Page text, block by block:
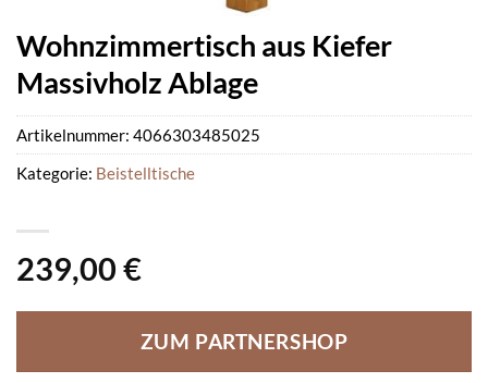
Wohnzimmertisch aus Kiefer
Massivholz Ablage
239,00 €
ZUM PARTNERSHOP
Artikelnummer: 4066303485025
Kategorie: Beistelltische